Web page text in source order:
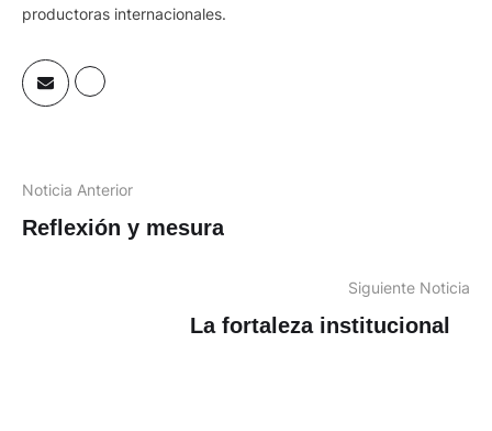
productoras internacionales.
Noticia Anterior
Reflexión y mesura
Siguiente Noticia
La fortaleza institucional